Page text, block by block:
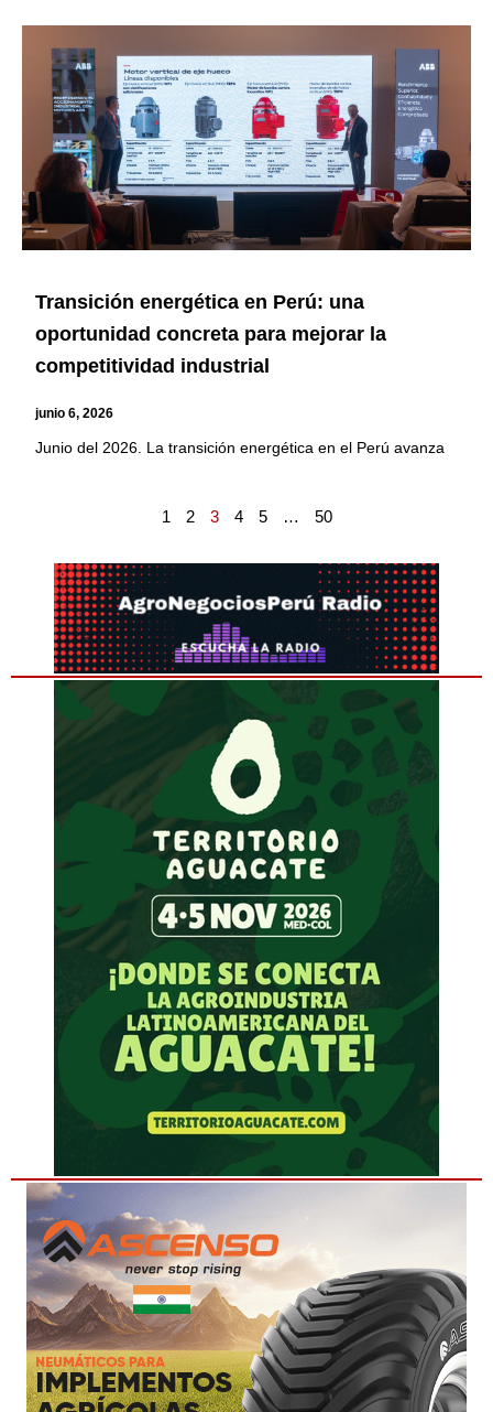
Transición energética en Perú: una
oportunidad concreta para mejorar la
competitividad industrial
junio 6, 2026
Junio del 2026. La transición energética en el Perú avanza
1 2 3 4 5 … 50